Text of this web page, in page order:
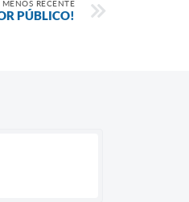
RECENTE
PÚBLICO!